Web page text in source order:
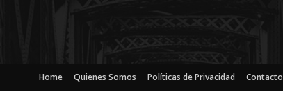
Home Quienes Somos Políticas de Privacidad Contacto